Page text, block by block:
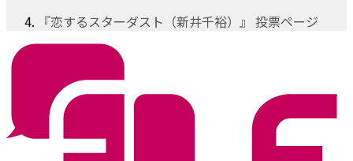
『恋するスターダスト（新井千裕）』 投票ページ